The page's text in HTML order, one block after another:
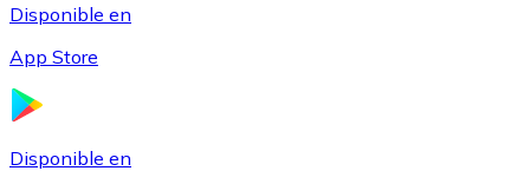
Disponible en
App Store
Disponible en